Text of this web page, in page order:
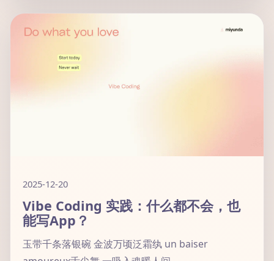
2025-12-20
Vibe Coding 实践：什么都不会，也
能写App？
玉带千条落银碗 金波万顷泛霜纨 un baiser